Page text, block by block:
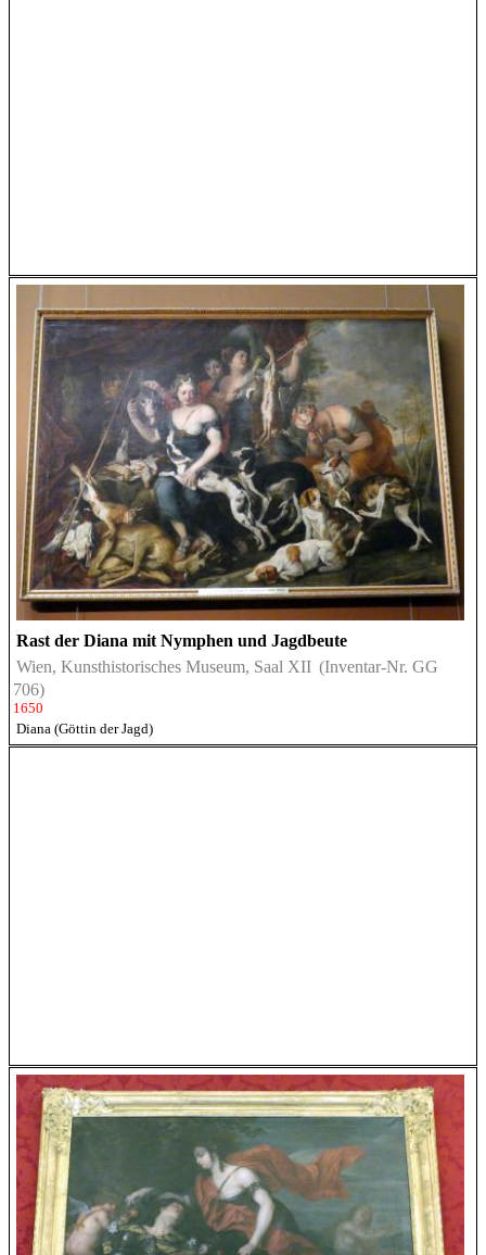
Rast der Diana mit Nymphen und Jagdbeute
Wien, Kunsthistorisches Museum, Saal XII (Inventar-Nr. GG
706)
1650
Diana (Göttin der Jagd)